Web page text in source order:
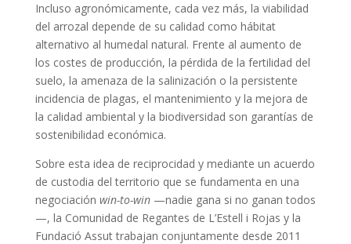
Incluso agronómicamente, cada vez más, la viabilidad
del arrozal depende de su calidad como hábitat
alternativo al humedal natural. Frente al aumento de
los costes de producción, la pérdida de la fertilidad del
suelo, la amenaza de la salinización o la persistente
incidencia de plagas, el mantenimiento y la mejora de
la calidad ambiental y la biodiversidad son garantías de
sostenibilidad económica.
Sobre esta idea de reciprocidad y mediante un acuerdo
de custodia del territorio que se fundamenta en una
negociación win-to-win—nadie gana si no ganan todos
—, la Comunidad de Regantes de L’Estell i Rojas y la
Fundació Assut trabajan conjuntamente desde 2011